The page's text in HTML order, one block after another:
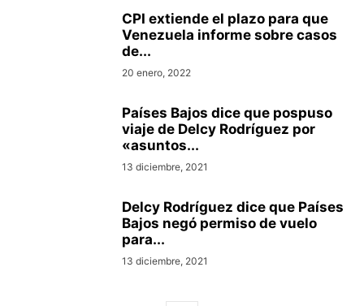
CPI extiende el plazo para que
Venezuela informe sobre casos
de...
20 enero, 2022
Países Bajos dice que pospuso
viaje de Delcy Rodríguez por
«asuntos...
13 diciembre, 2021
Delcy Rodríguez dice que Países
Bajos negó permiso de vuelo
para...
13 diciembre, 2021